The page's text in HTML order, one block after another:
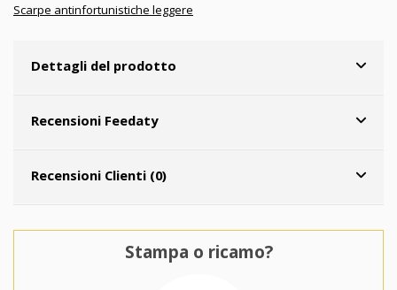
Scarpe antinfortunistiche leggere
Dettagli del prodotto
Recensioni Feedaty
Recensioni Clienti (0)
Stampa o ricamo?